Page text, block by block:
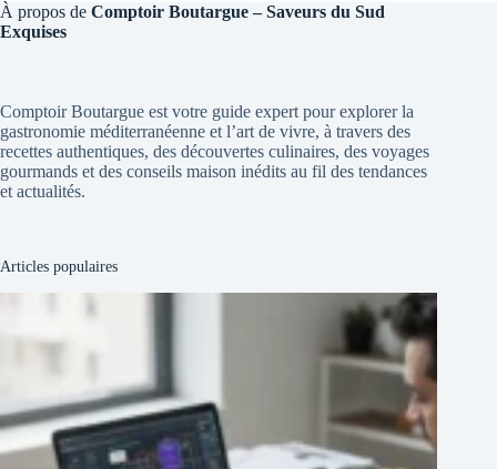
À propos de Comptoir Boutargue – Saveurs du Sud
Exquises
Comptoir Boutargue est votre guide expert pour explorer la
gastronomie méditerranéenne et l’art de vivre, à travers des
recettes authentiques, des découvertes culinaires, des voyages
gourmands et des conseils maison inédits au fil des tendances
et actualités.
Articles populaires